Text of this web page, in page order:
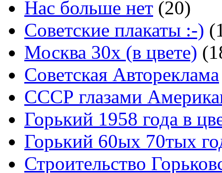
Нас больше нет (20)
Советские плакаты :-)
Москва 30x (в цвете)
Советская Автореклама
СССР глазами
Горький 1958 года в
Горький 60ых 70тых
Строительство